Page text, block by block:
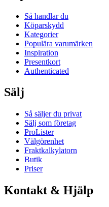
Så handlar du
Köparskydd
Kategorier
Populära varumärken
Inspiration
Presentkort
Authenticated
Sälj
Så säljer du privat
Sälj som företag
ProLister
Välgörenhet
Fraktkalkylatorn
Butik
Priser
Kontakt & Hjälp